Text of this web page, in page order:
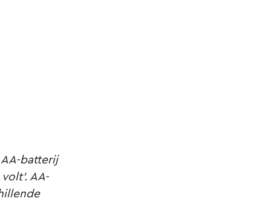
batterij
AA-